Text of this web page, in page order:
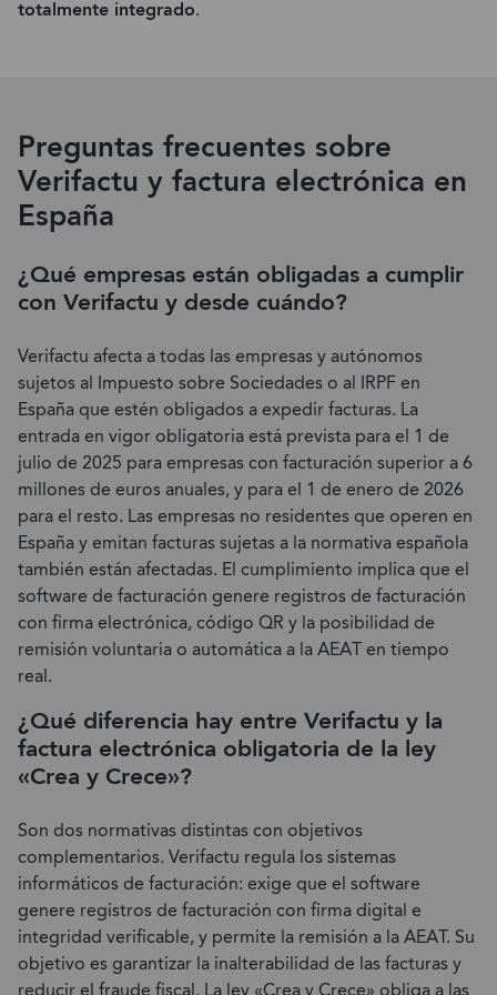
totalmente integrado.
Preguntas frecuentes sobre
Verifactu y factura electrónica en
España
¿Qué empresas están obligadas a cumplir
con Verifactu y desde cuándo?
Verifactu afecta a todas las empresas y autónomos
sujetos al Impuesto sobre Sociedades o al IRPF en
España que estén obligados a expedir facturas. La
entrada en vigor obligatoria está prevista para el 1 de
julio de 2025 para empresas con facturación superior a 6
millones de euros anuales, y para el 1 de enero de 2026
para el resto. Las empresas no residentes que operen en
España y emitan facturas sujetas a la normativa española
también están afectadas. El cumplimiento implica que el
software de facturación genere registros de facturación
con firma electrónica, código QR y la posibilidad de
remisión voluntaria o automática a la AEAT en tiempo
real.
¿Qué diferencia hay entre Verifactu y la
factura electrónica obligatoria de la ley
«Crea y Crece»?
Son dos normativas distintas con objetivos
complementarios. Verifactu regula los sistemas
informáticos de facturación: exige que el software
genere registros de facturación con firma digital e
integridad verificable, y permite la remisión a la AEAT. Su
objetivo es garantizar la inalterabilidad de las facturas y